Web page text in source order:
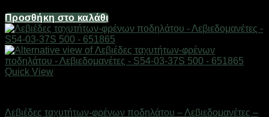
Προσθήκη στο καλάθι
Quick View
Λεβιέδες ταχυτήτων-φρένων ποδηλάτου – Λεβιεδομανέτες –